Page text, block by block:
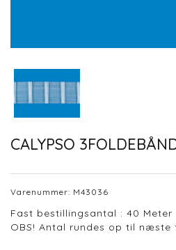
CALYPSO
Varenummer: M43036
Fast bestillingsantal : 40 Meter
OBS! Antal rundes op til næste